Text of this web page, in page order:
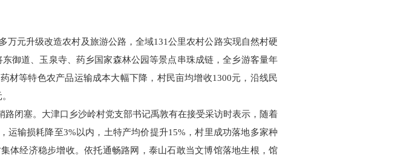
元升级改造农村及旅游公路，全域131公里农村公路实现自然村硬
御道、玉泉寺、药乡国家森林公园等景点串珠成链，全乡游客量年
材等特色农产品运输成本大幅下降，村民亩均增收1300元，沿线民
闭塞。大津口乡沙岭村党支部书记禹敦有在接受采访时表示，随着
输损耗降至3%以内，土特产均价提升15%，村里成功落地多家种
体经济稳步增收。依托通畅路网，泰山石敢当文博馆落地生根，馆